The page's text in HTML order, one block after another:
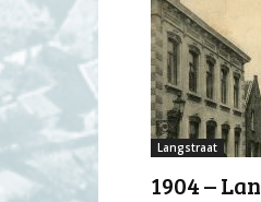
Langstraat
1904 –